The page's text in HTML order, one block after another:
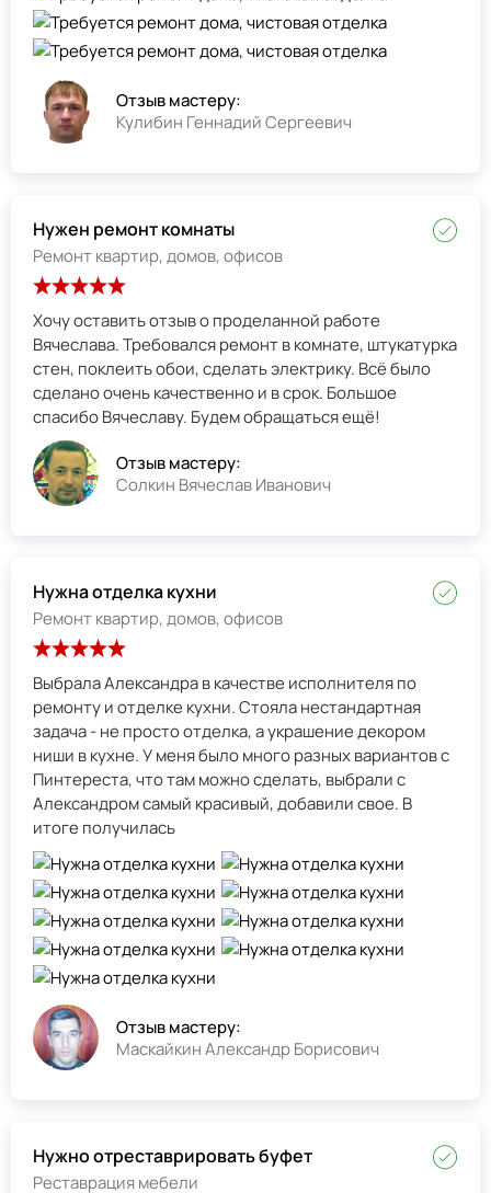
Отзыв мастеру:
Кулибин Геннадий Сергеевич
Нужен ремонт комнаты
Ремонт квартир, домов, офисов
Хочу оставить отзыв о проделанной работе
Вячеслава. Требовался ремонт в комнате, штукатурка
стен, поклеить обои, сделать электрику. Всё было
сделано очень качественно и в срок. Большое
спасибо Вячеславу. Будем обращаться ещё!
Отзыв мастеру:
Солкин Вячеслав Иванович
Нужна отделка кухни
Ремонт квартир, домов, офисов
Выбрала Александра в качестве исполнителя по
ремонту и отделке кухни. Стояла нестандартная
задача - не просто отделка, а украшение декором
ниши в кухне. У меня было много разных вариантов с
Пинтереста, что там можно сделать, выбрали с
Александром самый красивый, добавили свое. В
итоге получилась
Отзыв мастеру:
Маскайкин Александр Борисович
Нужно отреставрировать буфет
Реставрация мебели